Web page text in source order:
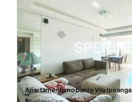
Apartamento no bairro Vila Ipiranga